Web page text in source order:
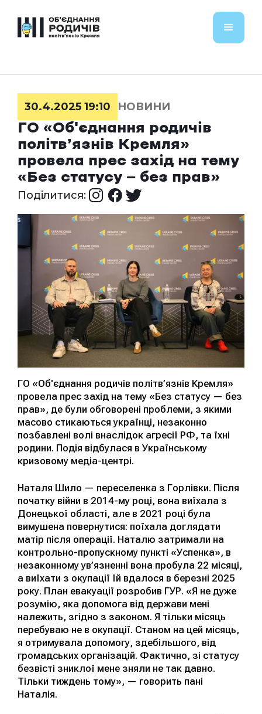
30.4.2025 19:10
НОВИНИ
ГО «Об'єднання родичів
політв’язнів Кремля»
провела прес захід на тему
«Без статусу — без прав»
Поділитися:
ГО «Об'єднання родичів політв’язнів Кремля»
провела прес захід на тему «Без статусу — без
прав», де були обговорені проблеми, з якими
масово стикаються українці, незаконно
позбавлені волі внаслідок агресії РФ, та їхні
родини. Подія відбулася в Українському
кризовому медіа-центрі.
Наталя Шило — переселенка з Горлівки. Після
початку війни в 2014-му році, вона виїхала з
Донецької області, але в 2021 році була
вимушена повернутися: поїхала доглядати
матір після операції. Наталю затримали на
контрольно-пропускному пункті «Успенка», в
незаконному ув’язненні вона пробула 22 місяці,
а виїхати з окупації їй вдалося в березні 2025
року. План евакуації розробив ГУР. «Я не дуже
розумію, яка допомога від держави мені
належить, згідно з законом. Я тільки місяць
перебуваю не в окупації. Станом на цей місяць,
я отримувала допомогу, здебільшого, від
громадських організацій. Фактично, зі статусу
безвісті зниклої мене зняли не так давно.
Тільки тиждень тому», — говорить пані
Наталія.